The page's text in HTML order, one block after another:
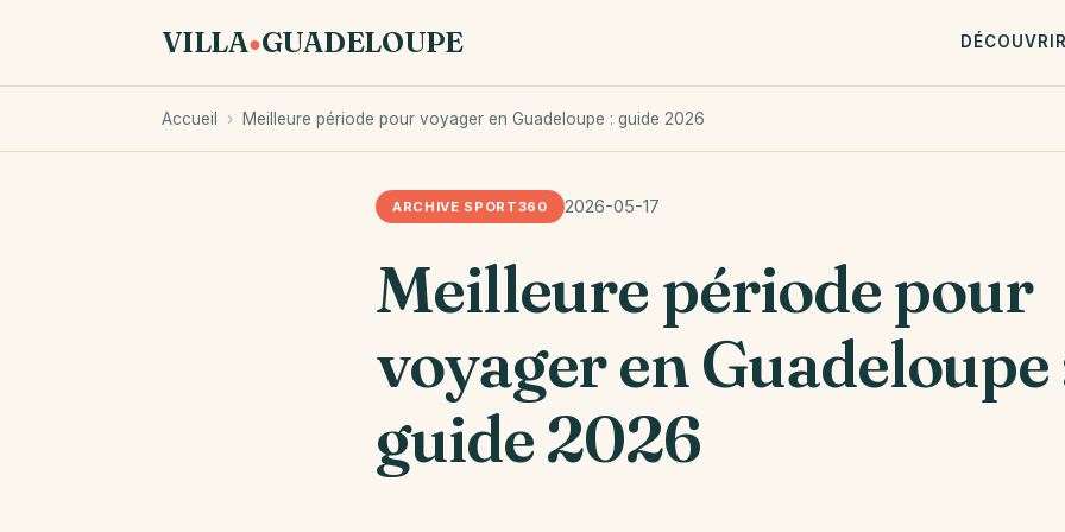
VILLA●GUADELOUPE DÉCOUVRIR
Accueil › Meilleure période pour voyager en Guadeloupe : guide 2026
ARCHIVE SPORT360 2026-05-17
Meilleure période pour
voyager en Guadeloupe
guide 2026